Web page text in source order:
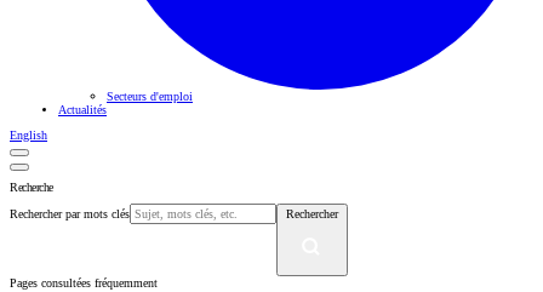
Secteurs d'emploi
Actualités
English
Recherche
Rechercher par mots clés Rechercher
Pages consultées fréquemment